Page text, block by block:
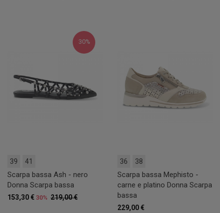
30%
39 41
Scarpa bassa Ash - nero
Donna Scarpa bassa
219,00 €
153,30 € 30%
36 38
Scarpa bassa Mephisto -
carne e platino Donna Scarpa
bassa
229,00 €